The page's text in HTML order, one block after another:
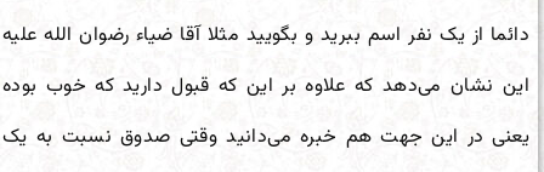
دائما از یک نفر اسم ببرید و بگویید مثلا آقا ضیاء رضوان الله علیه
این نشان می‌دهد که علاوه بر این که قبول دارید که خوب بوده
یعنی در این جهت هم خبره می‌دانید وقتی صدوق نسبت به یک